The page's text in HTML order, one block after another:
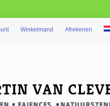
Winkelmand Afrekenen